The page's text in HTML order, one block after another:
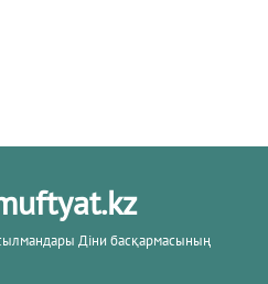
Діни басқармасының